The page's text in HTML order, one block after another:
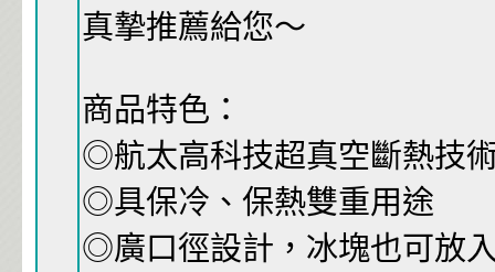
真摯推薦給您～
商品特色：
◎航太高科技超真空斷熱技
◎具保冷、保熱雙重用途
◎廣口徑設計，冰塊也可放